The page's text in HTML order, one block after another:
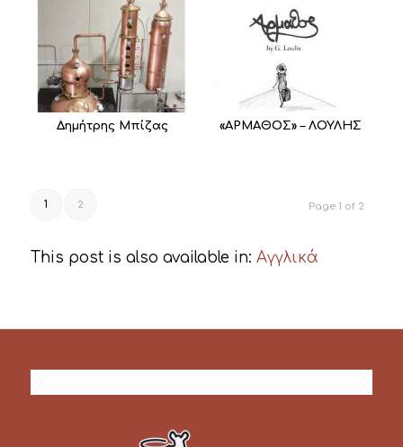
Δημήτρης Μπίζας «ΑΡΜΑΘΟΣ» – ΛΟΥΛΗΣ
Page 1 of 2
1 2
This post is also available in: Αγγλικά